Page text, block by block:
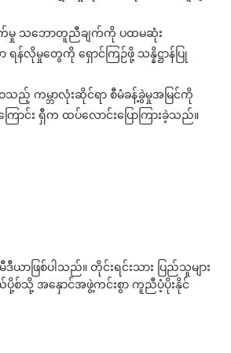
င်ရွက်မှု သဘောတူညီချက်ကို ပထမဆုံး
မှုတွေကို ရှောင်ကြဉ်ဖို့ သန္နိဋ္ဌာန်ပြု
ည့် ကမ္ဘာလုံးဆိုင်ရာ စီမံခန့်ခွဲမှုအမြင်ကို
ောင်း ရှီက ထပ်လောင်းပြောကြားခဲ့သည်။
ဖြစ်ပါသည်။ တိုင်းရင်းသား ပြည်သူများ
ယ်ပို့စ်သို့ အနှောင်အဖွဲ့ကင်းစွာ ကူညီပံ့ပိုးနိုင်